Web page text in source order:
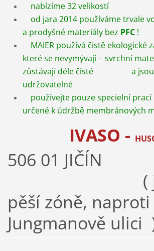
nabízíme 32 velikostí
od jara 2014 používáme trvale
a prodyšné materiály bez PFC!
MAIER používá čistě ekologické
které se nevymývají - svrchní
zůstávají déle čisté a jsou
udržovatelné
používejte pouze specielní
určené k údržbě membránových
IVASO -
506 01 JIČÍN
( jsme
pěší zóně, naproti
Jungmanově ulici